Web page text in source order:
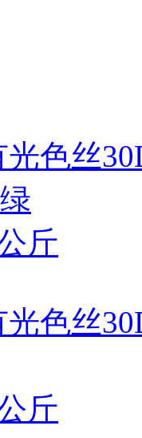
色丝
斤
色丝
斤